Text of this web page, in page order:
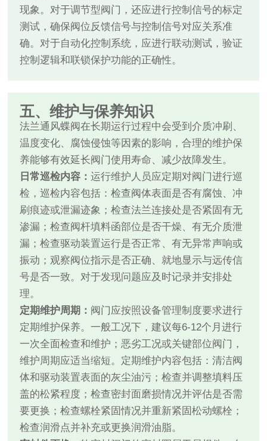
现象。对于调节型阀门，还应进行控制信号的标定
测试，确保阀位反馈信号与控制信号对应关系准
确。对于自动化控制系统，应进行联动测试，验证
控制逻辑和联锁保护功能的正确性。
五、维护与保养知识
法兰通风蝶阀在长期运行过程中会受到介质冲刷、
温度变化、腐蚀侵蚀等因素的影响，合理的维护保
养能够有效延长阀门使用寿命、减少故障发生。
日常巡检内容：运行维护人员应定期对阀门进行巡
检，巡检内容包括：检查阀体表面是否有腐蚀、冲
刷痕迹或泄漏迹象；检查法兰连接处是否紧固有无
渗漏；检查阀杆填料函部位是否干燥、有无介质泄
漏；检查驱动装置运行是否正常、有无异常声响或
振动；观察阀位指示是否正确、就地显示与远传信
号是否一致。对于发现问题应及时记录并安排处
理。
定期维护周期： 阀门应按照设备管理制度要求进行
定期维护保养。一般工况下，建议每6-12个月进行
一次全面检查和维护；恶劣工况或关键部位阀门，
维护周期应适当缩短。定期维护内容包括：清洁阀
体和驱动装置表面的灰尘油污；检查并调整填料压
盖的松紧程度；检查密封面磨损情况并评估是否需
要更换；检查螺栓紧固情况并重新紧固松动螺栓；
检查润滑点并补充或更换润滑油脂。